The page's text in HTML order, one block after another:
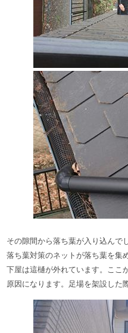
その隙間から落ち葉が入り込んで
落ち葉対策のネットが落ち葉を集
下屋は這樋が外れています。ここ
原因になります。足場を架設した